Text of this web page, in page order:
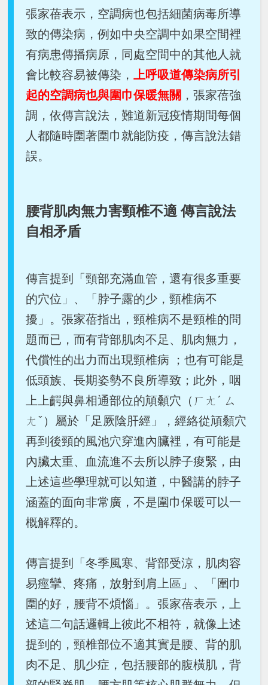
張家蓓表示，空調病也包括細菌病毒所導
致的傳染病，例如中央空調中如果空間裡
有病患傳播病原，同處空間中的其他人就
會比較容易被傳染，上呼吸道傳染病所引
起的空調病也與圍巾保暖無關 ，張家蓓強
調，依傳言說法，難道新冠疫情期間每個
人都隨時圍著圍巾就能防疫，傳言說法錯
誤。
腰背肌肉無力害頸椎不適 傳言說法
自相矛盾
傳言提到「頸部充滿血管，還有很多重要
的穴位」、「脖子露的少，頸椎病不
擾」。張家蓓指出，頸椎病不是頸椎的問
題而已，而有背部肌肉不足、肌肉無力，
代償性的出力而出現頸椎病 ；也有可能是
低頭族、長期姿勢不良所導致；此外，咽
上上齶與鼻相通部位的頏顙穴（ㄏㄤˊ ㄙ
ㄤˇ）屬於「足厥陰肝經」，經絡從頏顙穴
再到後頸的風池穴穿進內臟裡，有可能是
內臟太重、血流進不去所以脖子痠緊，由
上述這些學理就可以知道，中醫講的脖子
涵蓋的面向非常廣，不是圍巾保暖可以一
概解釋的。
傳言提到「冬季風寒、背部受涼，肌肉容
易痙攣、疼痛，放射到肩上區」、「圍巾
圍的好，腰背不煩惱」。張家蓓表示，上
述這二句話邏輯上彼此不相符，就像上述
提到的，頸椎部位不適其實是腰、背的肌
肉不足、肌少症，包括腰部的腹橫肌，背